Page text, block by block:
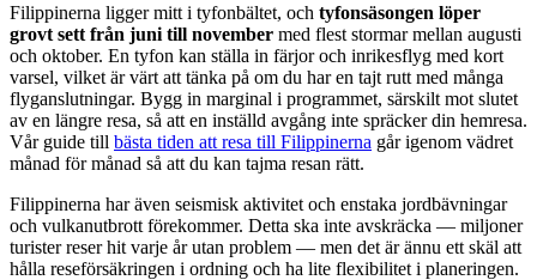
Filippinerna ligger mitt i tyfonbältet, och tyfonsäsongen löper
grovt sett från juni till november med flest stormar mellan augusti
och oktober. En tyfon kan ställa in färjor och inrikesflyg med kort
varsel, vilket är värt att tänka på om du har en tajt rutt med många
flyganslutningar. Bygg in marginal i programmet, särskilt mot slutet
av en längre resa, så att en inställd avgång inte spräcker din hemresa.
Vår guide till bästa tiden att resa till Filippinerna går igenom vädret
månad för månad så att du kan tajma resan rätt.
Filippinerna har även seismisk aktivitet och enstaka jordbävningar
och vulkanutbrott förekommer. Detta ska inte avskräcka — miljoner
turister reser hit varje år utan problem — men det är ännu ett skäl att
hålla reseförsäkringen i ordning och ha lite flexibilitet i planeringen.